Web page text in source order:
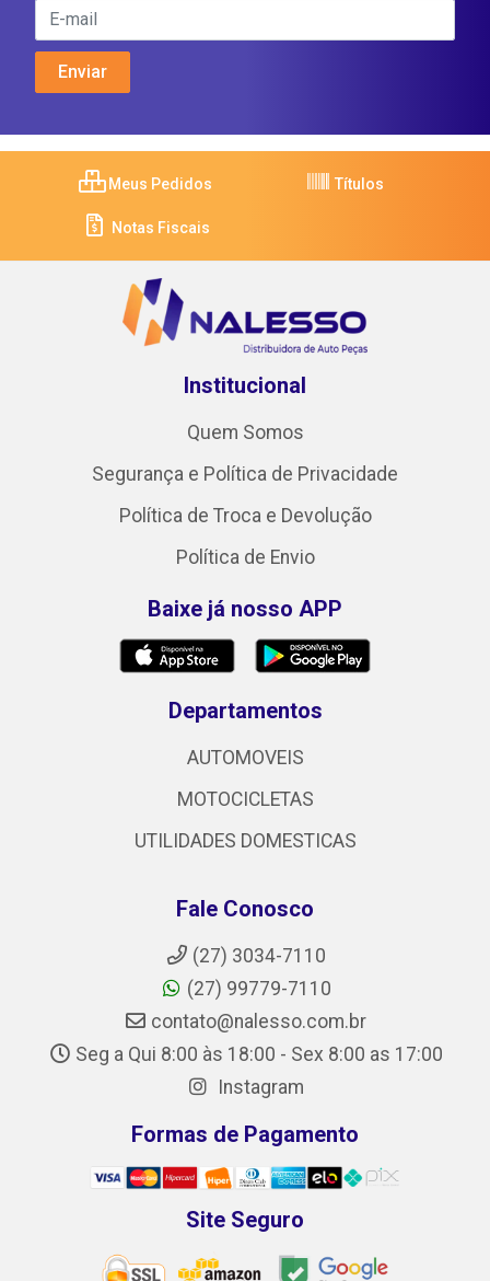
Meus Pedidos Títulos
Notas Fiscais
Institucional
Quem Somos
Segurança e Política de Privacidade
Política de Troca e Devolução
Política de Envio
Baixe já nosso APP
Departamentos
AUTOMOVEIS
MOTOCICLETAS
UTILIDADES DOMESTICAS
Fale Conosco
(27) 3034-7110
(27) 99779-7110
contato@nalesso.com.br
Seg a Qui 8:00 às 18:00 - Sex 8:00 as 17:00
Instagram
Formas de Pagamento
Site Seguro